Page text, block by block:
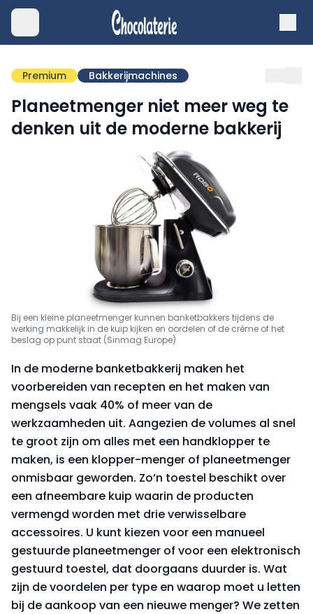
Premium Bakkerijmachines
Planeetmenger niet meer weg te
denken uit de moderne bakkerij
Bij een kleine planeetmenger kunnen banketbakkers tijdens de
werking makkelijk in de kuip kijken en oordelen of de crème of het
beslag op punt staat (Sinmag Europe)
In de moderne banketbakkerij maken het
voorbereiden van recepten en het maken van
mengsels vaak 40% of meer van de
werkzaamheden uit. Aangezien de volumes al snel
te groot zijn om alles met een handklopper te
maken, is een klopper-menger of planeetmenger
onmisbaar geworden. Zo’n toestel beschikt over
een afneembare kuip waarin de producten
vermengd worden met drie verwisselbare
accessoires. U kunt kiezen voor een manueel
gestuurde planeetmenger of voor een elektronisch
gestuurd toestel, dat doorgaans duurder is. Wat
zijn de voordelen per type en waarop moet u letten
bij de aankoop van een nieuwe menger? We zetten